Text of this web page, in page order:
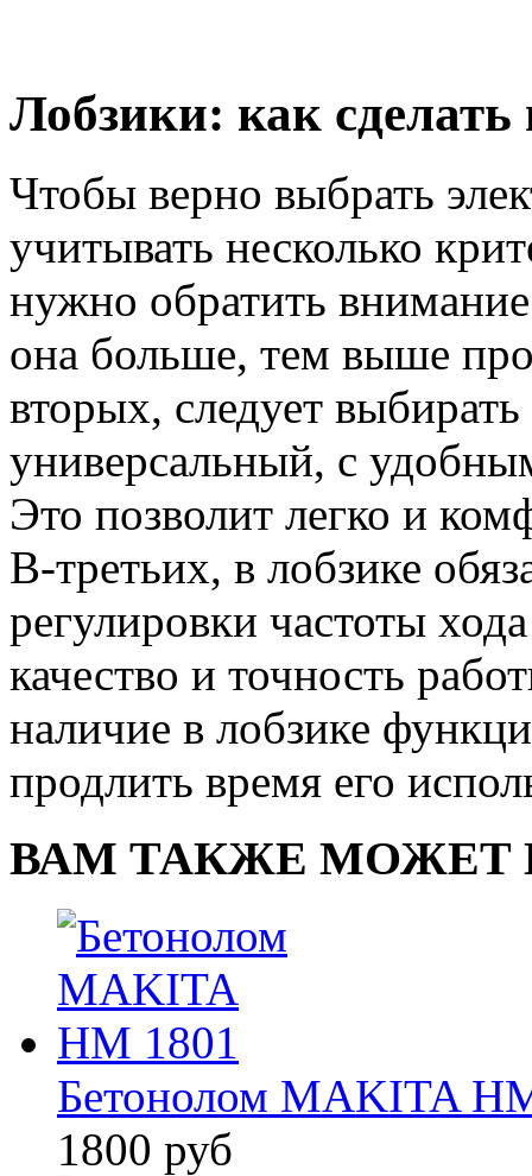
Лобзики: как
Чтобы верно выбрать
учитывать несколько
нужно обратить
она больше, тем выше
вторых, следует
универсальный, с
Это позволит легко и
В-третьих, в лобзике
регулировки частоты
качество и точность
наличие в лобзике
продлить время его
ВАМ ТАКЖЕ МОЖЕТ
Бетонолом MAKITA
1800 руб